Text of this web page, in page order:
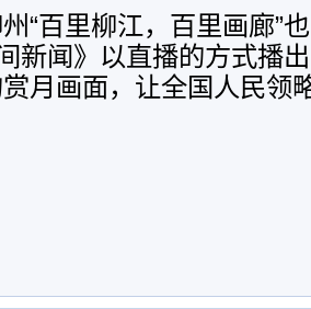
“百里柳江，百里画廊”
新闻》以直播的方式播
赏月画面，让全国人民领